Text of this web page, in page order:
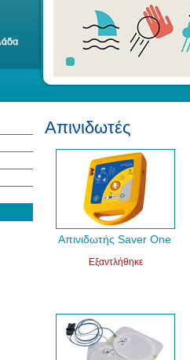
Απινιδωτές
Απινιδωτής Saver One
Εξαντλήθηκε